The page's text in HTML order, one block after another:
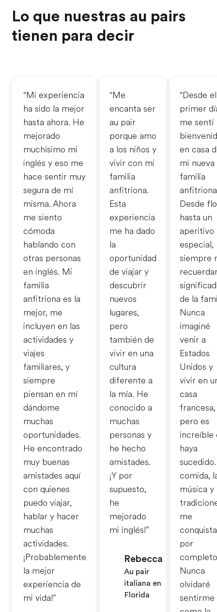
Lo que nuestras au pairs
tienen para decir
“Mi experiencia
ha sido la mejor
hasta ahora. He
mejorado
muchísimo mi
inglés y eso me
hace sentir muy
segura de mí
misma. Ahora
me siento
cómoda
hablando con
otras personas
en inglés. Mi
familia
anfitriona es la
mejor, me
incluyen en las
actividades y
viajes
familiares, y
siempre
piensan en mí
dándome
muchas
oportunidades.
He encontrado
muy buenas
amistades aquí
con quienes
puedo viajar,
hablar y hacer
muchas
actividades.
¡Probablemente
la mejor
experiencia de
mi vida!”
“Me
encanta ser
au pair
porque amo
a los niños y
vivir con mi
familia
anfitriona.
Esta
experiencia
me ha dado
la
oportunidad
de viajar y
descubrir
nuevos
lugares,
pero
también de
vivir en una
cultura
diferente a
la mía. He
conocido a
muchas
personas y
he hecho
amistades.
¡Y por
supuesto,
he
mejorado
mi inglés!”
Rebecca
Au pair
italiana en
Florida
“Desde el
primer
me sentí
en casa
mi nueva
familia
Desde
hasta un
aperitivo
especial,
siempre
de la
Nunca
imaginé
venir a
Estados
Unidos y
vivir en
casa
francesa,
pero es
increíble
haya
comida,
música y
me
por
Nunca
olvidaré
sentirme